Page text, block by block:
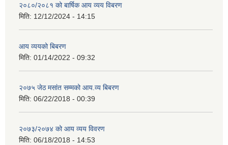
२०८०/२०८१ को बार्षिक आय व्यय विबरण
मिति: 12/12/2024 - 14:15
आय व्ययको बिबरण
मिति: 01/14/2022 - 09:32
२०७५ जेठ मसांत सम्मको आय.व्य बिबरण
मिति: 06/22/2018 - 00:39
२०७३/२०७४ को आय व्यय विवरण
मिति: 06/18/2018 - 14:53